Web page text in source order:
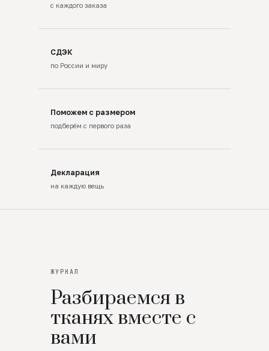
с каждого заказа
СДЭК
по России и миру
Поможем с размером
подберём с первого раза
Декларация
на каждую вещь
ЖУРНАЛ
Разбираемся в
тканях вместе с
вами